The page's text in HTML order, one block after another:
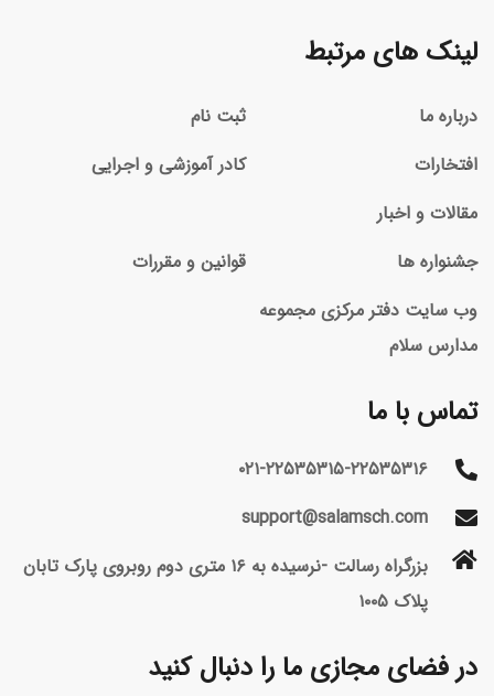
لینک های مرتبط
درباره ما
ثبت نام
افتخارات
کادر آموزشی و اجرایی
مقالات و اخبار
جشنواره ها
قوانین و مقررات
وب سایت دفتر مرکزی مجموعه
مدارس سلام
تماس با ما
۰۲۱-۲۲۵۳۵۳۱۵-۲۲۵۳۵۳۱۶
support@salamsch.com
بزرگراه رسالت -نرسیده به ۱۶ متری دوم روبروی پارک تابان
پلاک ۱۰۰۵
در فضای مجازی ما را دنبال کنید